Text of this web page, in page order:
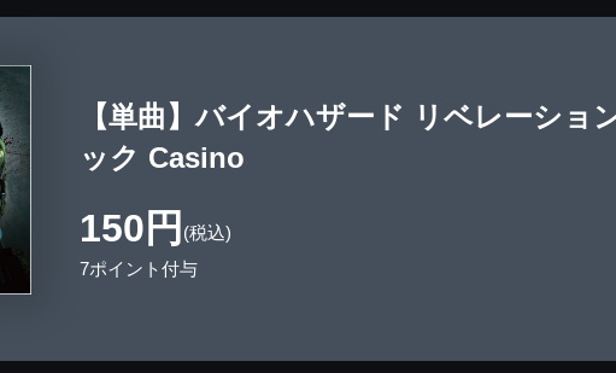
【単曲】バイオハザード リベレーシ
ック Casino
150円 (税込)
7ポイント付与